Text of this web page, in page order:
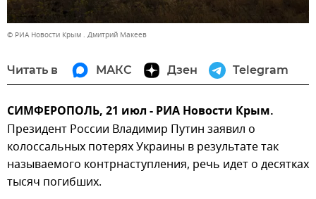
© РИА Новости Крым . Дмитрий Макеев
Читать в МАКС Дзен Telegram
СИМФЕРОПОЛЬ, 21 июл - РИА Новости Крым.
Президент России Владимир Путин заявил о
колоссальных потерях Украины в результате так
называемого контрнаступления, речь идет о десятках
тысяч погибших.